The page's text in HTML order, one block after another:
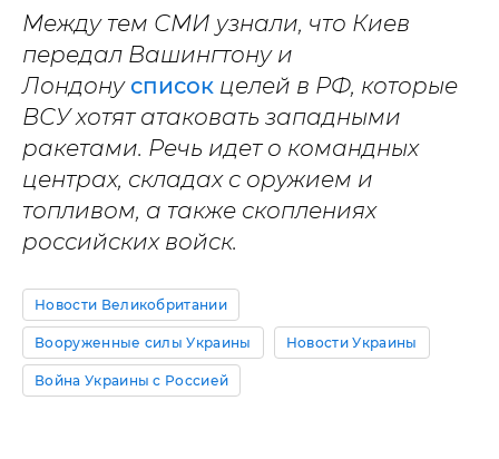
Между тем СМИ узнали, что Киев
передал Вашингтону и
Лондону список целей в РФ, которые
ВСУ хотят атаковать западными
ракетами. Речь идет о командных
центрах, складах с оружием и
топливом, а также скоплениях
российских войск.
Новости Великобритании
Вооруженные силы Украины Новости Украины
Война Украины с Россией